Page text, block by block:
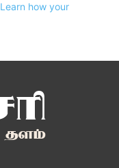
Learn how your